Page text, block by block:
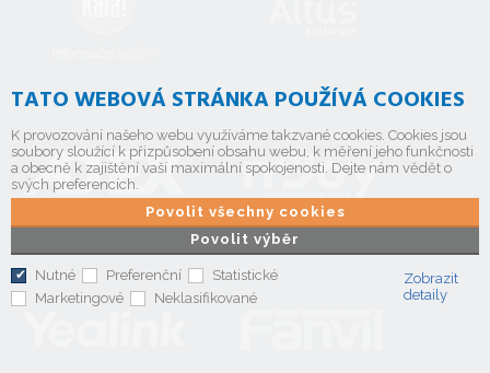
TATO WEBOVÁ STRÁNKA POUŽÍVÁ COOKIES
K provozování našeho webu využíváme takzvané cookies. Cookies jsou
soubory sloužící k přizpůsobení obsahu webu, k měření jeho funkčnosti
a obecně k zajištění vaší maximální spokojenosti. Dejte nám vědět o
svých preferencích.
Povolit výběr
Povolit všechny cookies
Nutné Preferenční
Statistické
Marketingové
Neklasifikované
Zobrazit
detaily